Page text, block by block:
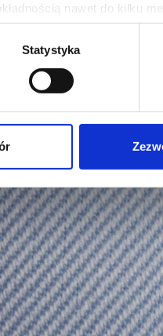
nawet do kilku
je zbiory danych
oraz ustaw własne
swoją zgodę w dowolnej
oferować funkcje
udostępniamy
Statystyka